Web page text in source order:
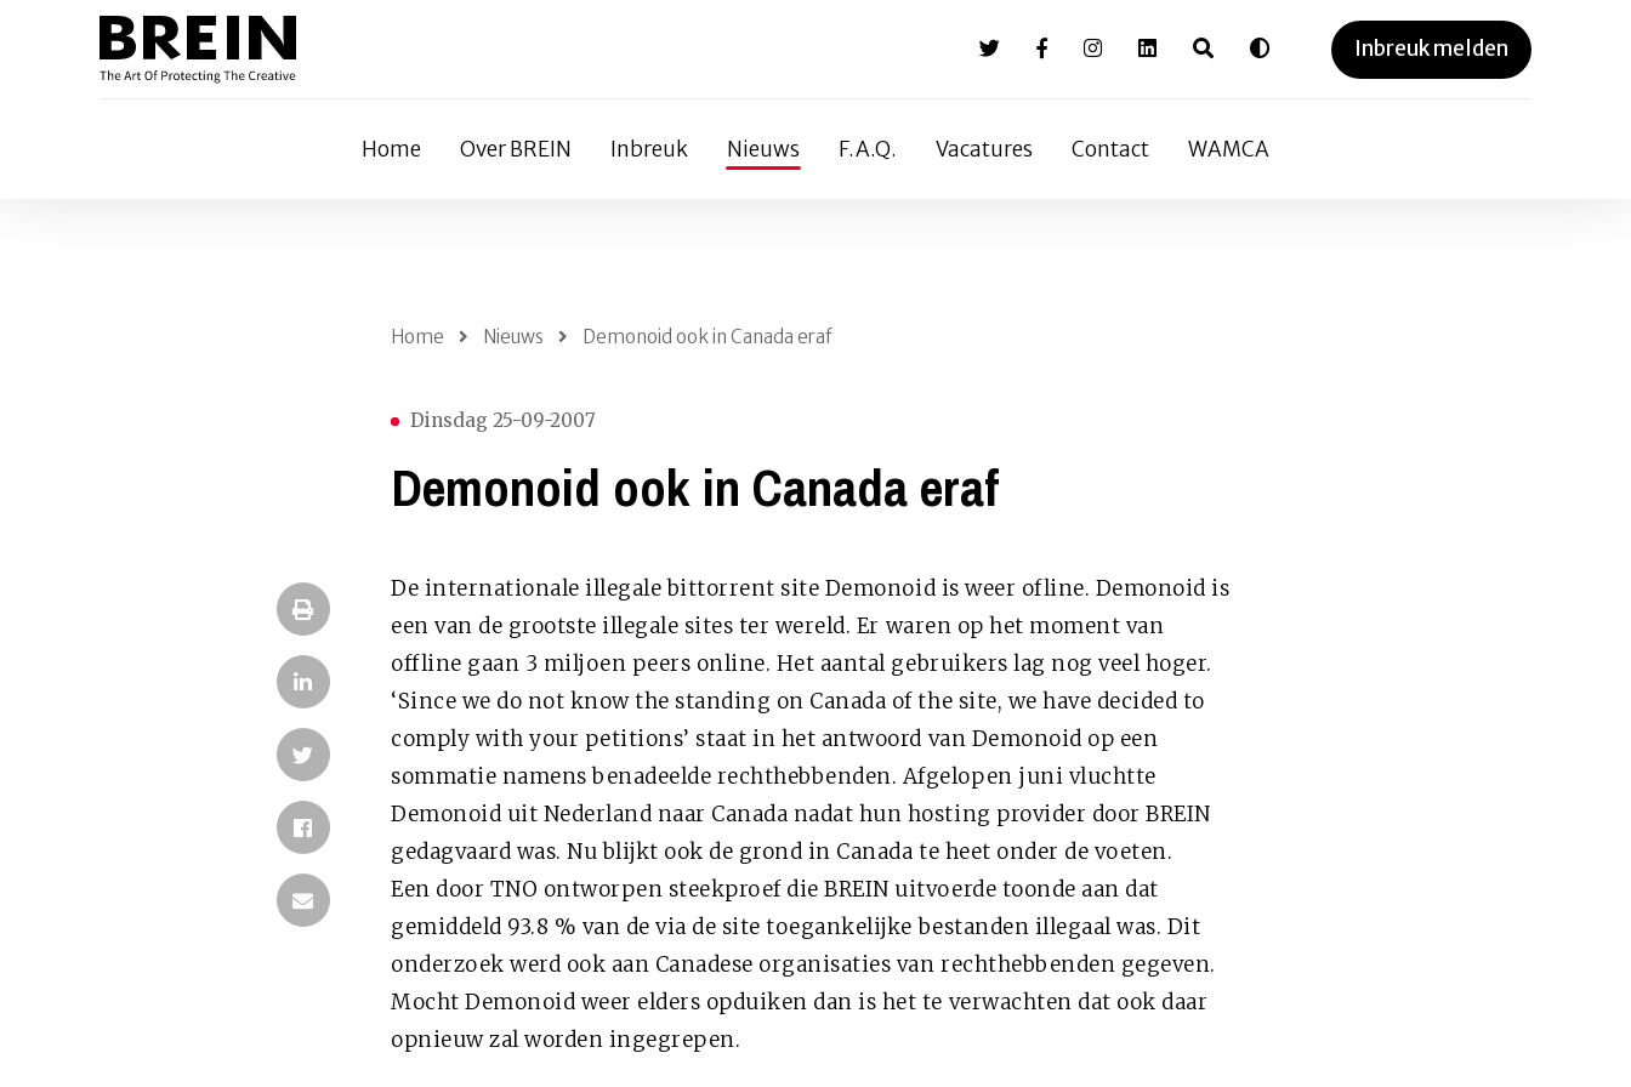
Inbreuk melden
Home Over BREIN Inbreuk Nieuws F.A.Q. Vacatures Contact WAMCA
Home Nieuws Demonoid ook in Canada eraf
Dinsdag 25-09-2007
Demonoid ook in Canada eraf
De internationale illegale bittorrent site Demonoid is weer ofline. Demonoid is
een van de grootste illegale sites ter wereld. Er waren op het moment van
offline gaan 3 miljoen peers online. Het aantal gebruikers lag nog veel hoger.
‘Since we do not know the standing on Canada of the site, we have decided to
comply with your petitions’ staat in het antwoord van Demonoid op een
sommatie namens benadeelde rechthebbenden. Afgelopen juni vluchtte
Demonoid uit Nederland naar Canada nadat hun hosting provider door BREIN
gedagvaard was. Nu blijkt ook de grond in Canada te heet onder de voeten.
Een door TNO ontworpen steekproef die BREIN uitvoerde toonde aan dat
gemiddeld 93.8 % van de via de site toegankelijke bestanden illegaal was. Dit
onderzoek werd ook aan Canadese organisaties van rechthebbenden gegeven.
Mocht Demonoid weer elders opduiken dan is het te verwachten dat ook daar
opnieuw zal worden ingegrepen.